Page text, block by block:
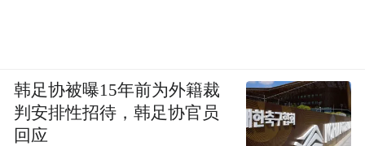
韩足协被曝15年前为外籍裁
判安排性招待，韩足协官员
回应